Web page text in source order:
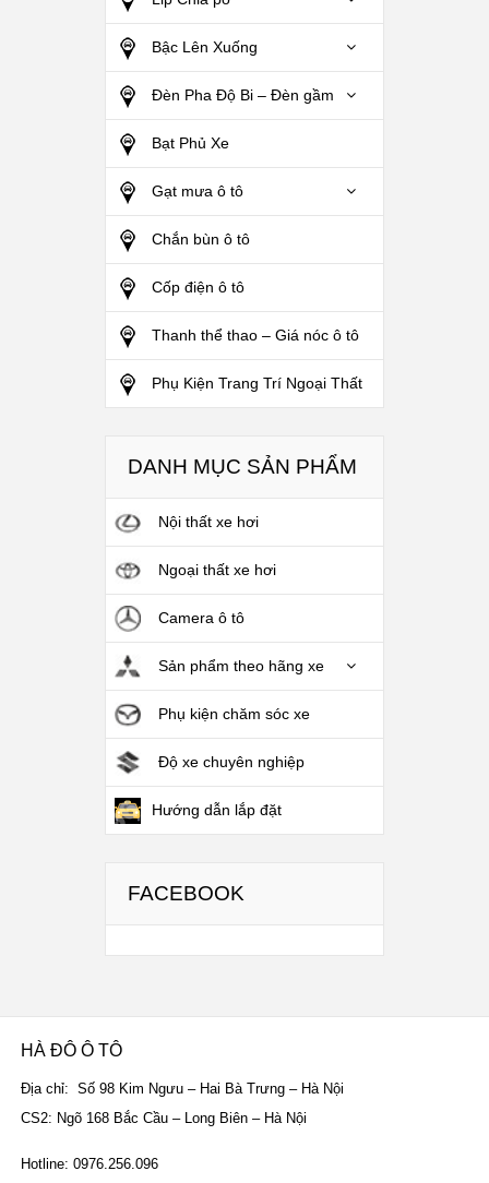
Bậc Lên Xuống
Đèn Pha Độ Bi – Đèn gầm
Bạt Phủ Xe
Gạt mưa ô tô
Chắn bùn ô tô
Cốp điện ô tô
Thanh thể thao – Giá nóc ô tô
Phụ Kiện Trang Trí Ngoại Thất
DANH MỤC SẢN PHẨM
Nội thất xe hơi
Ngoại thất xe hơi
Camera ô tô
Sản phẩm theo hãng xe
Phụ kiện chăm sóc xe
Độ xe chuyên nghiệp
Hướng dẫn lắp đặt
FACEBOOK
HÀ ĐÔ Ô TÔ
Địa chỉ: Số 98 Kim Ngưu – Hai Bà Trưng – Hà Nội
CS2: Ngõ 168 Bắc Cầu – Long Biên – Hà Nội
Hotline: 0976.256.096